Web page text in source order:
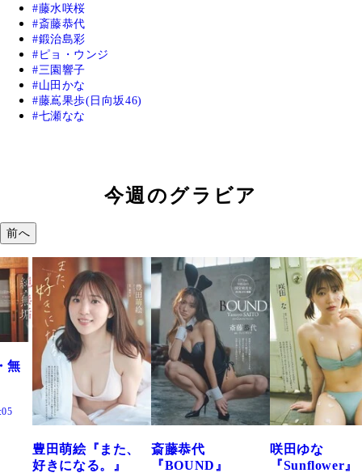
藤水咲桜
斎藤恭代
鍛治島彩
ピョ・ウンジ
三園響子
山田かな
藤嶌果歩(日向坂46)
七瀬なな
今週のグラビア
前へ
斎藤恭代
『BOUND』
咲田ゆな
『Sunflower』
藤水咲桜『花
だまり』